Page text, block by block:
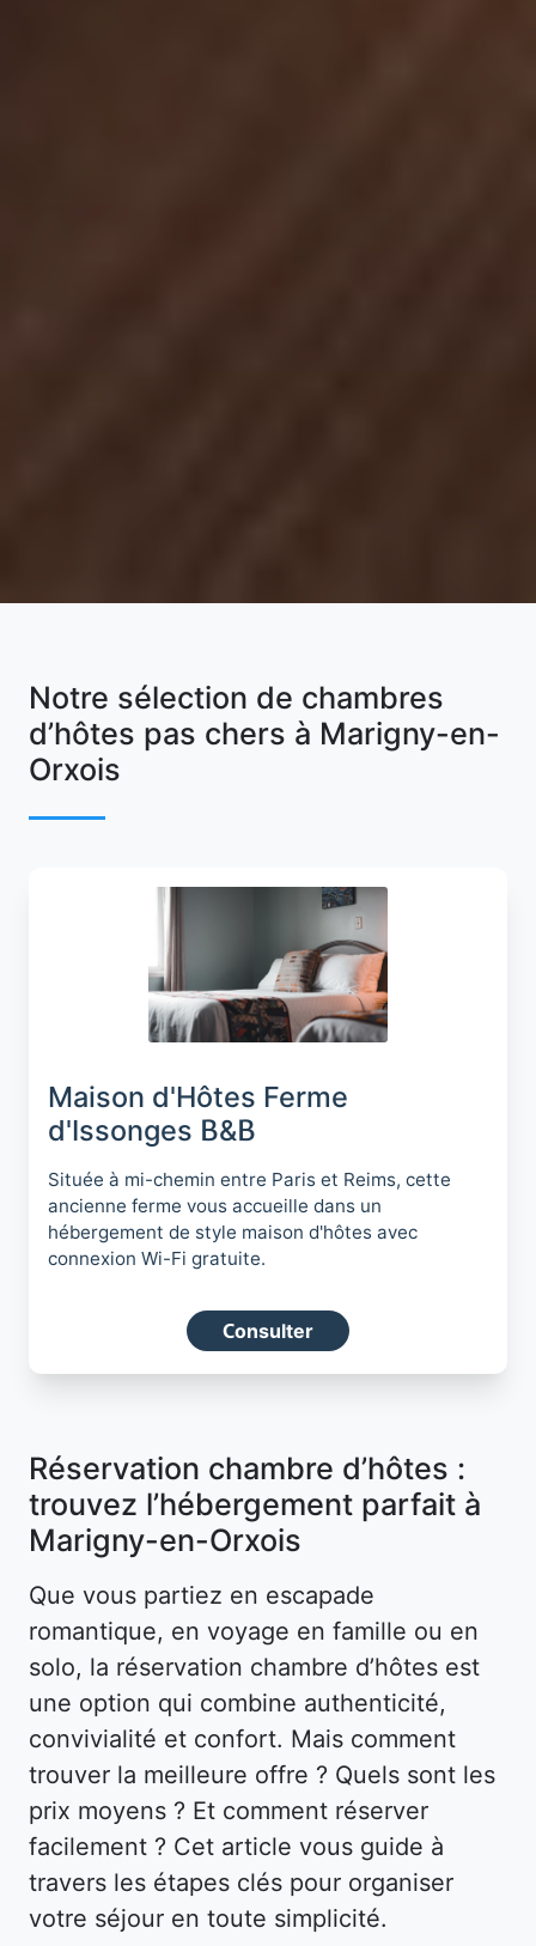
Notre sélection de chambres
d’hôtes pas chers à Marigny-en-
Orxois
Maison d'Hôtes Ferme
d'Issonges B&B
Située à mi-chemin entre Paris et Reims, cette
ancienne ferme vous accueille dans un
hébergement de style maison d'hôtes avec
connexion Wi-Fi gratuite.
Consulter
Réservation chambre d’hôtes :
trouvez l’hébergement parfait à
Marigny-en-Orxois
Que vous partiez en escapade
romantique, en voyage en famille ou en
solo, la réservation chambre d’hôtes est
une option qui combine authenticité,
convivialité et confort. Mais comment
trouver la meilleure offre ? Quels sont les
prix moyens ? Et comment réserver
facilement ? Cet article vous guide à
travers les étapes clés pour organiser
votre séjour en toute simplicité.